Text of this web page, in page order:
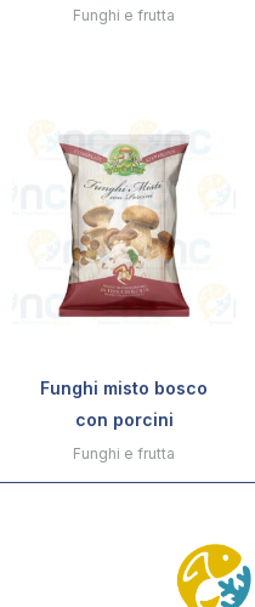
Funghi e frutta
Funghi misto bosco
con porcini
Funghi e frutta